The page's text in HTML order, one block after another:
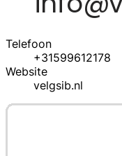
Telefoon
+31599612178
Website
velgsib.nl